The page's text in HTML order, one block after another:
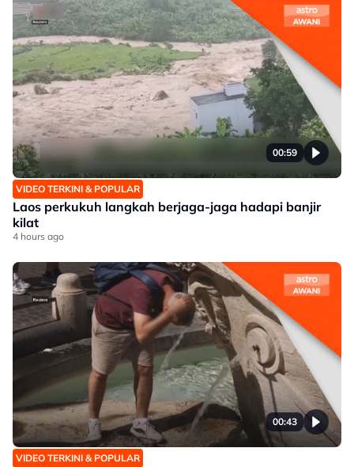
00:59
VIDEO TERKINI & POPULAR
Laos perkukuh langkah berjaga-jaga hadapi banjir
kilat
4 hours ago
00:43
VIDEO TERKINI & POPULAR